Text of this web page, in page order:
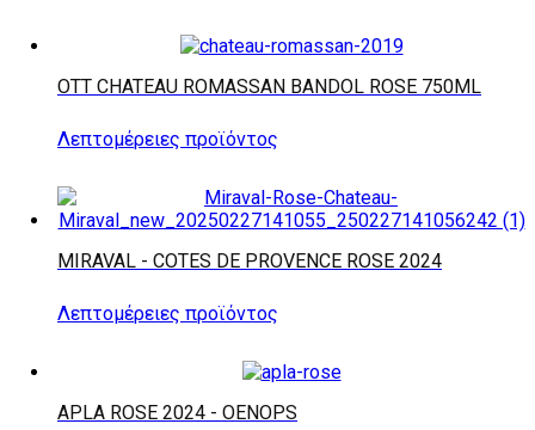
OTT CHATEAU ROMASSAN BANDOL ROSE 750ML
Λεπτομέρειες προϊόντος
MIRAVAL - COTES DE PROVENCE ROSE 2024
Λεπτομέρειες προϊόντος
APLA ROSE 2024 - OENOPS